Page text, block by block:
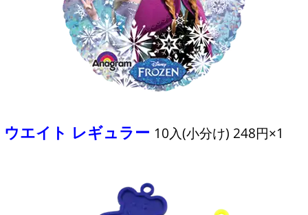
ウエイト レギュラー 10入(小分け) 248円×1